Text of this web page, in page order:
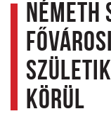
Németh
születik
körül